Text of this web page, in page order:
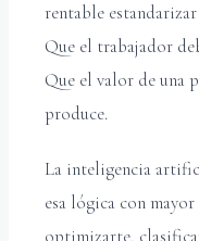
rentable
Que el trabajador
Que el valor de una
produce.
La inteligencia
esa lógica con